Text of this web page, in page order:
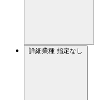
詳細業種 指定なし